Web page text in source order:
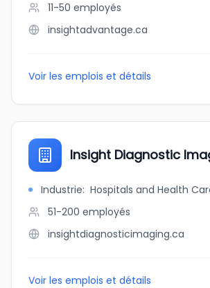
11-50 employés
insightadvantage.ca
Voir les emplois et détails
Insight Diagnostic
Industrie: Hospitals and Health
51-200 employés
insightdiagnosticimaging.ca
Voir les emplois et détails